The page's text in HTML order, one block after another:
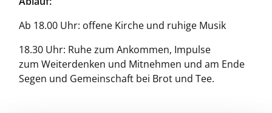
Ab 18.00 Uhr: offene Kirche und ruhige Musik
18.30 Uhr: Ruhe zum Ankommen, Impulse
zum Weiterdenken und Mitnehmen und am Ende
Segen und Gemeinschaft bei Brot und Tee.